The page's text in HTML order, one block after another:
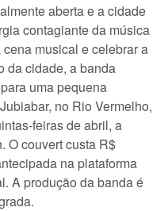
aberta e a cidade
contagiante da música
musical e celebrar a
da cidade, a banda
uma pequena
no Rio Vermelho,
feiras de abril, a
O couvert custa R$
na plataforma
A produção da banda é